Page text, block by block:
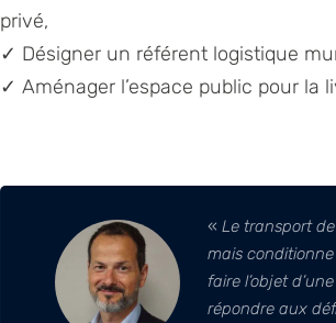
privé,
✓ Désigner un référent logistique
✓ Aménager l’espace public pour la
«Le transport
mais
faire l’objet
répondre aux